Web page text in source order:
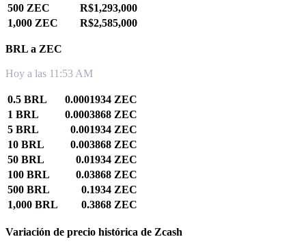
500 ZEC
R$1,293,000
1,000 ZEC
R$2,585,000
BRL a ZEC
Hoy a las 11:53 AM
0.5 BRL
0.0001934 ZEC
1 BRL
0.0003868 ZEC
5 BRL
0.001934 ZEC
10 BRL
0.003868 ZEC
50 BRL
0.01934 ZEC
100 BRL
0.03868 ZEC
500 BRL
0.1934 ZEC
1,000 BRL
0.3868 ZEC
Variación de precio histórica de Zcash